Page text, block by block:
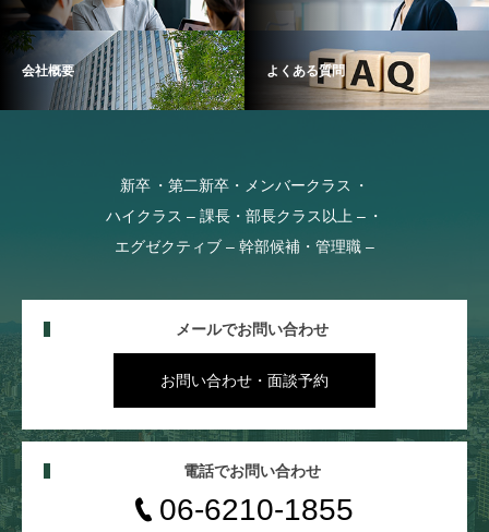
会社概要 よくある質問
新卒
第二新卒・メンバークラス
ハイクラス – 課長・部長クラス以上 –
エグゼクティブ – 幹部候補・管理職 –
メールでお問い合わせ
お問い合わせ・面談予約
電話でお問い合わせ
06-6210-1855